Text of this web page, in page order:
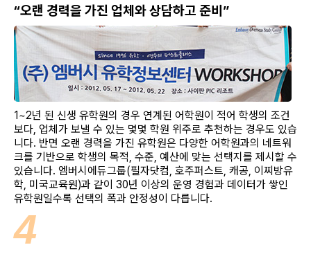
“오랜 경력을 가진 업체와 상담하고 준비”
1~2년 된 신생 유학원의 경우 연계된 어학원이 적어 학생의 조건
보다, 업체가 보낼 수 있는 몇몇 학원 위주로 추천하는 경우도 있습
니다. 반면 오랜 경력을 가진 유학원은 다양한 어학원과의 네트워
크를 기반으로 학생의 목적, 수준, 예산에 맞는 선택지를 제시할 수
있습니다. 엠버시에듀그룹(필자닷컴, 호주퍼스트, 캐공, 이찌방유
학, 미국교육원)과 같이 30년 이상의 운영 경험과 데이터가 쌓인
유학원일수록 선택의 폭과 안정성이 다릅니다.
4